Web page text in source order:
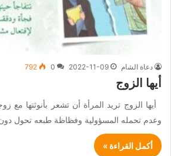
دعاة الشام 2022-11-09
0
792
أيها الزوج
أيها الزوج تريد المرأة أن تشعر بأنوثتها مع
وعدم تحمله المسؤولية وفظاظة طبعه تحول
أكمل القراءة »